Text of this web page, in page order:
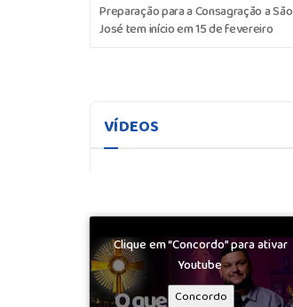
Preparação para a Consagração a São
José tem início em 15 de fevereiro
VÍDEOS
Clique em “Concordo” para ativar
Youtube
Concordo